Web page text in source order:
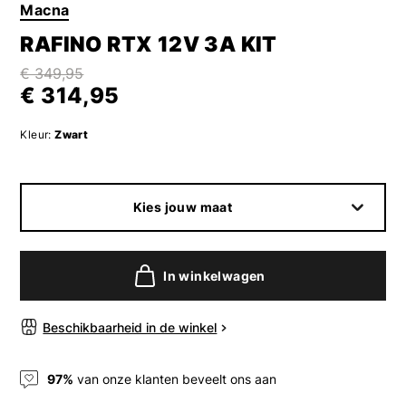
Macna
RAFINO RTX 12V 3A KIT
€ 349,95
€ 314,95
Kleur: Zwart
Kies jouw maat
In winkelwagen
Beschikbaarheid in de winkel
97% van onze klanten beveelt ons aan